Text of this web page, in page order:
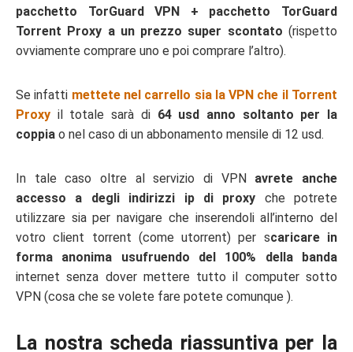
pacchetto TorGuard VPN + pacchetto TorGuard
Torrent Proxy a un prezzo super scontato (rispetto
ovviamente comprare uno e poi comprare l’altro).
Se infatti mettete nel carrello sia la VPN che il Torrent
Proxy il totale sarà di64 usd anno soltanto per la
coppia o nel caso di un abbonamento mensile di 12 usd.
In tale caso oltre al servizio di VPN avrete anche
accesso a degli indirizzi ip di proxy che potrete
utilizzare sia per navigare che inserendoli all’interno del
votro client torrent (come utorrent) per scaricare in
forma anonima usufruendo del 100% della banda
internet senza dover mettere tutto il computer sotto
VPN (cosa che se volete fare potete comunque ).
La nostra scheda riassuntiva per la